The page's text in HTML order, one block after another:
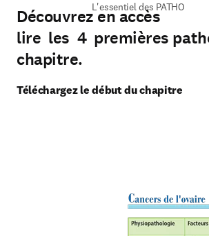
L'essentiel des PATHO
Découvrez en accès
lire les 4 premières
chapitre.
Téléchargez le début du chapitre